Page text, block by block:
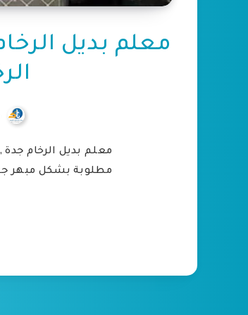
معلم بديل الرخام
مطلوبة بشكل مبهر